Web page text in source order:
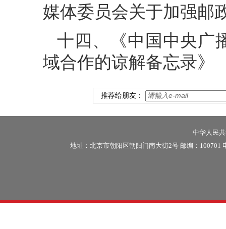
媒体委员会关于加强邮
十四、《中国中央广
域合作的谅解备忘录》
推荐给朋友：
中华人民
地址：北京市朝阳区朝阳门南大街2号 邮编：100701